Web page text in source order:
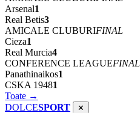
Arsenal1
Real Betis3
AMICALE CLUBURIFINAL
Cieza1
Real Murcia4
CONFERENCE LEAGUEFINAL
Panathinaikos1
CSKA 19481
Toate →
DOLCESPORT ✕